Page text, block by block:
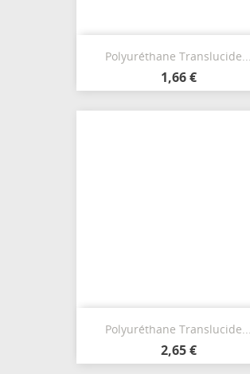
Polyuréthane Translucide...
1,66 €
Polyuréthane Translucide...
2,65 €